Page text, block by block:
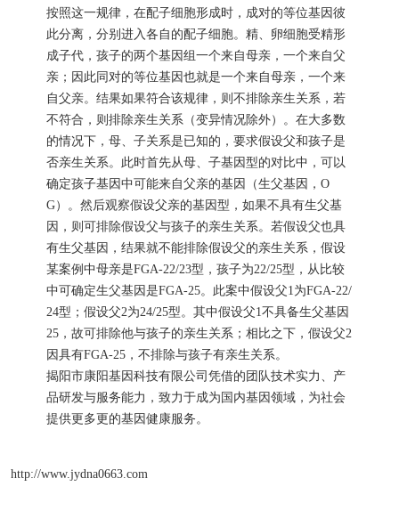
按照这一规律，在配子细胞形成时，成对的等位基因彼
此分离，分别进入各自的配子细胞。精、卵细胞受精形
成子代，孩子的两个基因组一个来自母亲，一个来自父
亲；因此同对的等位基因也就是一个来自母亲，一个来
自父亲。结果如果符合该规律，则不排除亲生关系，若
不符合，则排除亲生关系（变异情况除外）。在大多数
的情况下，母、子关系是已知的，要求假设父和孩子是
否亲生关系。此时首先从母、子基因型的对比中，可以
确定孩子基因中可能来自父亲的基因（生父基因，O
G）。然后观察假设父亲的基因型，如果不具有生父基
因，则可排除假设父与孩子的亲生关系。若假设父也具
有生父基因，结果就不能排除假设父的亲生关系，假设
某案例中母亲是FGA-22/23型，孩子为22/25型，从比较
中可确定生父基因是FGA-25。此案中假设父1为FGA-22/
24型；假设父2为24/25型。其中假设父1不具备生父基因
25，故可排除他与孩子的亲生关系；相比之下，假设父2
因具有FGA-25，不排除与孩子有亲生关系。
揭阳市康阳基因科技有限公司凭借的团队技术实力、产
品研发与服务能力，致力于成为国内基因领域，为社会
提供更多更的基因健康服务。
http://www.jydna0663.com